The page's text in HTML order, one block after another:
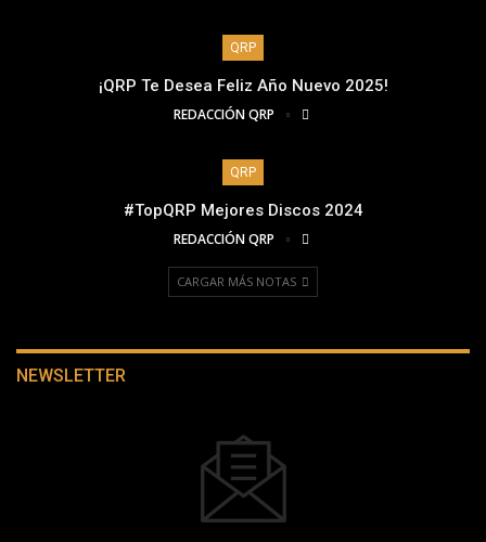
QRP
¡QRP Te Desea Feliz Año Nuevo 2025!
REDACCIÓN QRP
QRP
#TopQRP Mejores Discos 2024
REDACCIÓN QRP
CARGAR MÁS NOTAS
NEWSLETTER